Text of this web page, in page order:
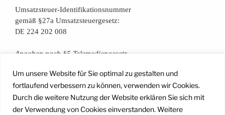
Um unsere Website für Sie optimal zu gestalten und
fortlaufend verbessern zu können, verwenden wir Cookies.
Durch die weitere Nutzung der Website erklären Sie sich mit
der Verwendung von Cookies einverstanden. Weitere
Umsatz­steu­er-Iden­ti­fi­ka­ti­ons­num­mer
gemäß §27a Umsatzsteuergesetz:
DE 224 202 008
Anga­ben nach §5 Telemediengesetz
Daten­schutz­er­klä­rung